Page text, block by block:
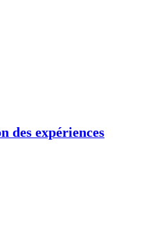
des expériences